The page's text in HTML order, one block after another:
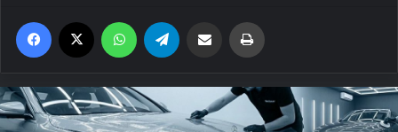
Facebook WhatsApp Email'den paylaş